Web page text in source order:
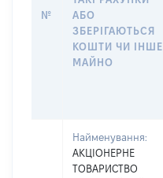
№
АБО
ЗБЕРІГАЮТЬСЯ
КОШТИ ЧИ ІНШЕ
МАЙНО
Найменування:
АКЦІОНЕРНЕ
ТОВАРИСТВО